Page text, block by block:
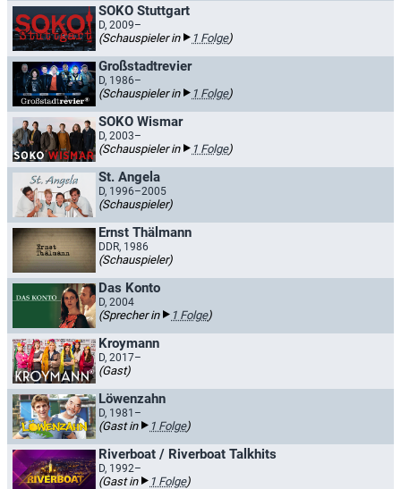
SOKO Stuttgart
D, 2009–
(Schauspieler in 1 Folge)
Großstadtrevier
D, 1986–
(Schauspieler in 1 Folge)
SOKO Wismar
D, 2003–
(Schauspieler in 1 Folge)
St. Angela
D, 1996–2005
(Schauspieler)
Ernst Thälmann
DDR, 1986
(Schauspieler)
Das Konto
D, 2004
(Sprecher in 1 Folge)
Kroymann
D, 2017–
(Gast)
Löwenzahn
D, 1981–
(Gast in 1 Folge)
Riverboat / Riverboat Talkhits
D, 1992–
(Gast in 1 Folge)